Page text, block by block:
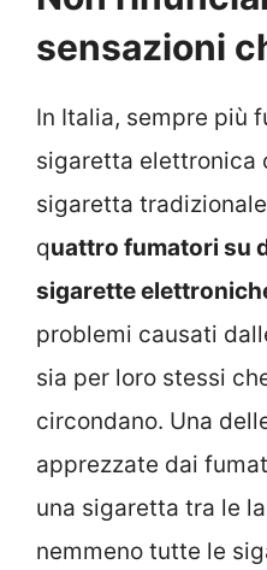
sensazioni
In Italia, sempre più
sigaretta elettronica
sigaretta
quattro fumatori su
sigarette
problemi causati
sia per loro stessi
circondano. Una
apprezzate dai
una sigaretta tra le
nemmeno tutte le